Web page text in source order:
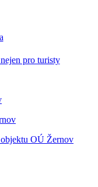
pro turisty
OÚ Žernov